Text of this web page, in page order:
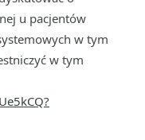
u pacjentów
w tym
w tym